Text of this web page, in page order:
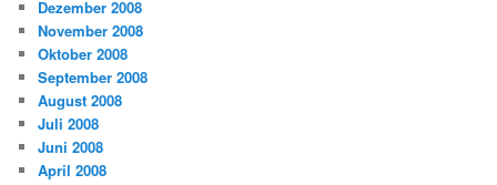
Dezember 2008
November 2008
Oktober 2008
September 2008
August 2008
Juli 2008
Juni 2008
April 2008